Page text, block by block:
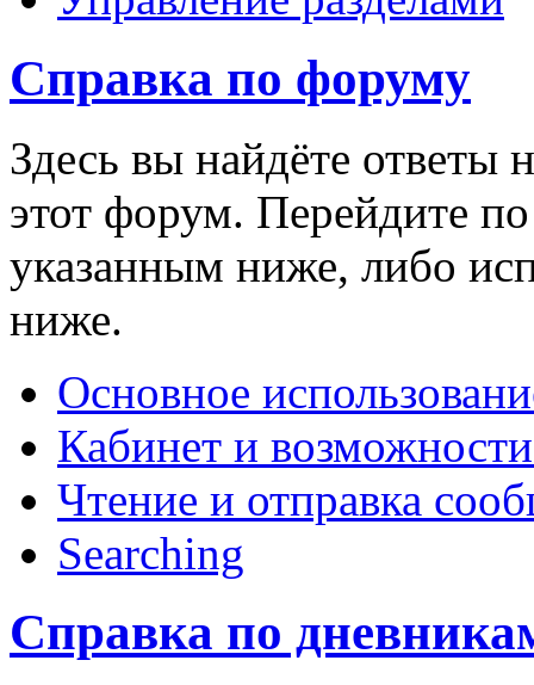
Справка по форуму
Здесь вы найдёте ответы
этот форум. Перейдите
указанным ниже, либо
ниже.
Основное
Кабинет и
Чтение и отправка
Searching
Справка по